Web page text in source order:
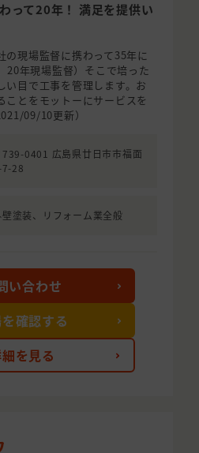
って20年！ 満足を提供い
の現場監督に携わって35年に
20年現場監督）そこで培った
い目で工事を管理します。お
ことをモットーにサービスを
09/10更新）
739-0401 広島県廿日市市福面
28
塗装、リフォーム業全般
を見る
い合わせ
確認する